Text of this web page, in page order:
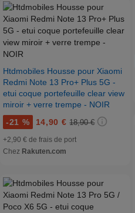
Htdmobiles Housse pour Xiaomi
Redmi Note 13 Pro+ Plus 5G -
etui coque portefeuille clear view
miroir + verre trempe - NOIR
-21 % 14,90 € 18,90 €
+2,90 € de frais de port
Chez Rakuten.com